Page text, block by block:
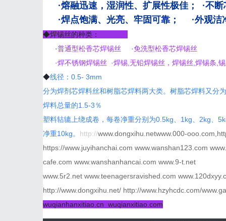
·熔融迅速，湿润性、扩展性极佳； ·不
·焊点饱满、光亮、牢固可靠； ·外观洁
◆焊锡丝的种类：
·普通型松香芯焊锡丝 ·免洗型松香芯焊锡丝
·焊不锈钢焊锡丝 ·焊锡,无铅焊锡丝，焊锡丝, 焊锡条 ,
◆线径：0.5- 3mm
分为焊剂芯焊料丝和树脂芯焊料两大类。树脂芯焊料又分
焊料总量的1.5-3％
塑料轱辘上绕成卷，每卷净重分别为0.5kg、1kg、2kg、
净重10kg。 http://www.dongxihu.netwww.000-
https://www.juyihanchai.com www.wanshan123.com
cafe.com www.wanshanhancai.com www.9-t.net
www.5r2.net www.teenagersravished.com
http://www.dongxihu.net/ http://www.hzyhcdc.com/
wuqianhanxitiao.cn wuqianxitiao.com